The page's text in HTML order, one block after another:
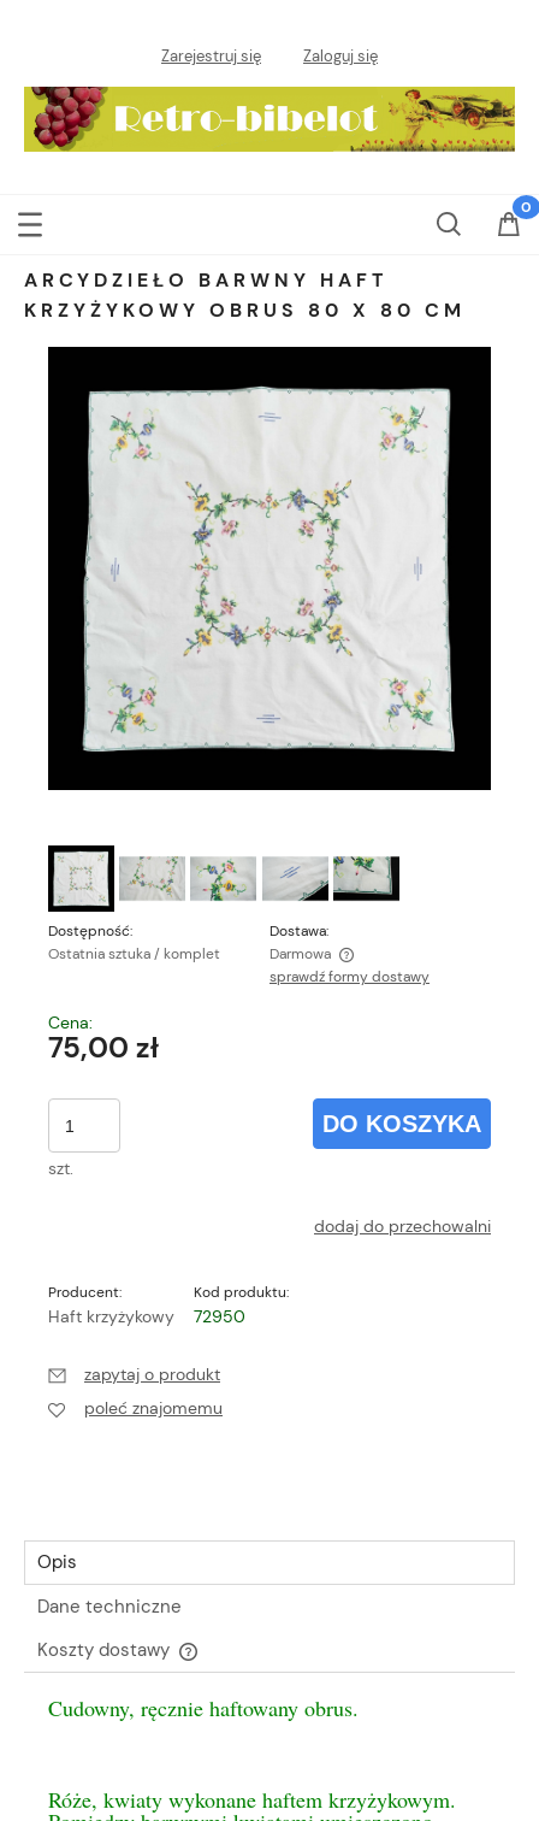
Zarejestruj się Zaloguj się
ARCYDZIEŁO BARWNY HAFT
KRZYŻYKOWY OBRUS 80 X 80 CM
Dostępność:
Ostatnia sztuka / komplet
Dostawa:
Darmowa
Cena nie zawiera ewentualnych kosztów płatności
sprawdź formy dostawy
Cena:
75,00 zł
szt.
DO KOSZYKA
dodaj do przechowalni
Producent:
Haft krzyżykowy
Kod produktu:
72950
zapytaj o produkt
poleć znajomemu
Opis
Dane techniczne
Koszty dostawy
Cena nie zawiera ewentualnych kosztów płatności
Cudowny, ręcznie haftowany obrus.
Róże, kwiaty wykonane haftem krzyżykowym.